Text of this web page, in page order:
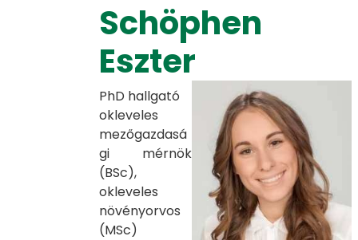
Schöphen
Eszter
PhD hallgató
okleveles
mezőgazdasá
gi mérnök
(BSc),
okleveles
növényorvos
(MSc)